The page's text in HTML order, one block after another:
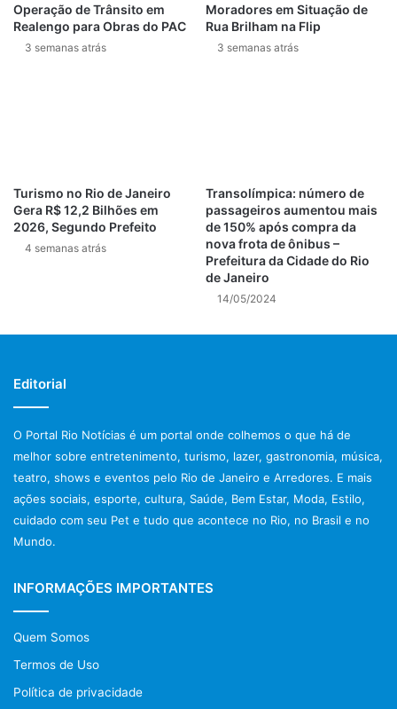
Dentre suas iniciativas, destaca-se o Sarau Poético
Marquises, que reúne exclusivamente homens em
deslizamentos rio de janeiro
Eventos no Rio de Janeiro
notícias rio de janeiro hoje
protestos rio de janeiro hoje
tiroteio no rio de janeiro
trânsito rio de janeiro
Operação de Trânsito em
Realengo para Obras do PAC
3 semanas atrás
Moradores em Situação de
Rua Brilham na Flip
3 semanas atrás
Turismo no Rio de Janeiro
Gera R$ 12,2 Bilhões em
2026, Segundo Prefeito
4 semanas atrás
Transolímpica: número de
passageiros aumentou mais
de 150% após compra da
nova frota de ônibus –
Prefeitura da Cidade do Rio
de Janeiro
14/05/2024
Editorial
O Portal Rio Notícias é um portal onde colhemos o que há de
melhor sobre entretenimento, turismo, lazer, gastronomia, música,
teatro, shows e eventos pelo Rio de Janeiro e Arredores. E mais
ações sociais, esporte, cultura, Saúde, Bem Estar, Moda, Estilo,
cuidado com seu Pet e tudo que acontece no Rio, no Brasil e no
Mundo.
INFORMAÇÕES IMPORTANTES
Quem Somos
Termos de Uso
Política de privacidade